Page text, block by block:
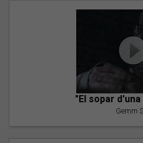
"El sopar
Gemm